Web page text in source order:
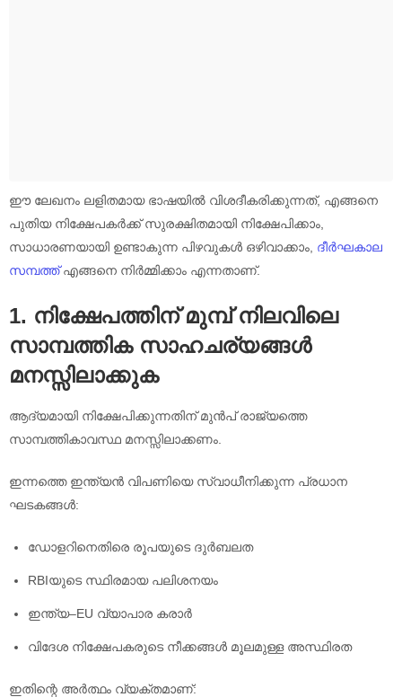
ഈ ലേഖനം ലളിതമായ ഭാഷയിൽ വിശദീകരിക്കുന്നത്, എങ്ങനെ
പുതിയ നിക്ഷേപകർക്ക് സുരക്ഷിതമായി നിക്ഷേപിക്കാം,
സാധാരണയായി ഉണ്ടാകുന്ന പിഴവുകൾ ഒഴിവാക്കാം, ദീർഘകാല
സമ്പത്ത്എങ്ങനെ നിർമ്മിക്കാം എന്നതാണ്.
1. നിക്ഷേപത്തിന് മുമ്പ് നിലവിലെ
സാമ്പത്തിക സാഹചര്യങ്ങൾ
മനസ്സിലാക്കുക
ആദ്യമായി നിക്ഷേപിക്കുന്നതിന് മുൻപ് രാജ്യത്തെ
സാമ്പത്തികാവസ്ഥ മനസ്സിലാക്കണം.
ഇന്നത്തെ ഇന്ത്യൻ വിപണിയെ സ്വാധീനിക്കുന്ന പ്രധാന
ഘടകങ്ങൾ:
ഡോളറിനെതിരെ രൂപയുടെ ദുർബലത
RBIയുടെ സ്ഥിരമായ പലിശനയം
ഇന്ത്യ–EU വ്യാപാര കരാർ
വിദേശ നിക്ഷേപകരുടെ നീക്കങ്ങൾ മൂലമുള്ള അസ്ഥിരത
ഇതിന്റെ അർത്ഥം വ്യക്തമാണ്: